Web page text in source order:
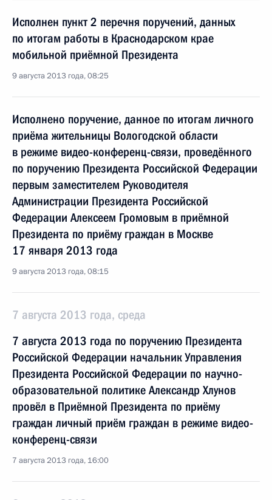
Исполнен пункт 2 перечня поручений, данных
по итогам работы в Краснодарском крае
мобильной приёмной Президента
9 августа 2013 года, 08:25
Исполнено поручение, данное по итогам личного
приёма жительницы Вологодской области
в режиме видео-конференц-связи, проведённого
по поручению Президента Российской Федерации
первым заместителем Руководителя
Администрации Президента Российской
Федерации Алексеем Громовым в приёмной
Президента по приёму граждан в Москве
17 января 2013 года
9 августа 2013 года, 08:15
7 августа 2013 года, среда
7 августа 2013 года по поручению Президента
Российской Федерации начальник Управления
Президента Российской Федерации по научно-
образовательной политике Александр Хлунов
провёл в Приёмной Президента по приёму
граждан личный приём граждан в режиме видео-
конференц-связи
7 августа 2013 года, 16:00